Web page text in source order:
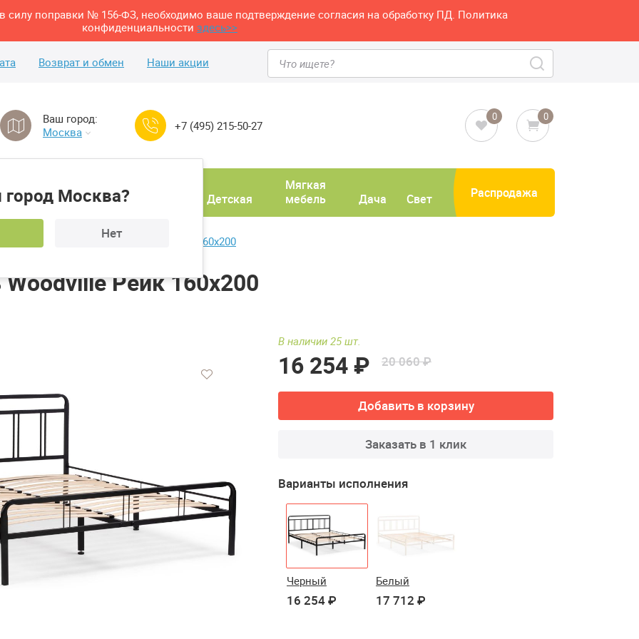
силу поправки № 156-ФЗ, необходимо ваше подтверждение согласия на обработку ПД. Политика
конфиденциальности здесь>>
Возврат и обмен Наши акции
Ваш город:
Москва
Москва?
Нет
+7 (495) 215-50-27
0 0
кабинет
Детская
Мягкая
мебель
Дача Свет Распродажа
Двуспальная кровать Woodville Рейк 160х200
Рейк 160х200
В наличии 25 шт.
16 254 ₽ 20 060 ₽
Добавить в корзину
Заказать в 1 клик
Варианты исполнения
Черный
16 254 ₽
Белый
17 712 ₽